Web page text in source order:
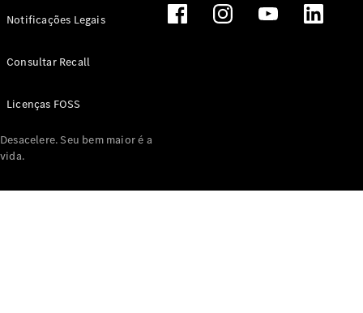
Notificações Legais
Consultar Recall
Licenças FOSS
Desacelere. Seu bem maior é a
vida.